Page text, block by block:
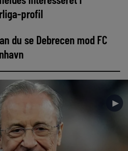
profil
du se Debrecen mod FC
►